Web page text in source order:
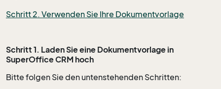
Schritt 2. Verwenden Sie Ihre Dokumentvorlage
Schritt 1. Laden Sie eine Dokumentvorlage in
SuperOffice CRM hoch
Bitte folgen Sie den untenstehenden Schritten: